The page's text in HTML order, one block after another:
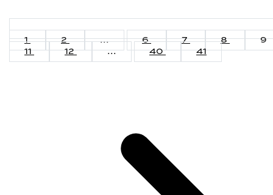
1 2 ... 6 7 8
9
11
12 ... 40 41